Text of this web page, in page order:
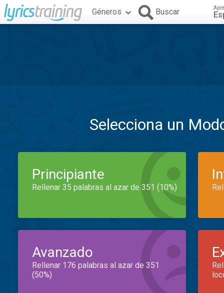
Géneros Buscar
Selecciona un
Principiante
Rellenar 35 palabras al azar de 351 (10%)
Avanzado
Rellenar 176 palabras al azar de 351
(50%)